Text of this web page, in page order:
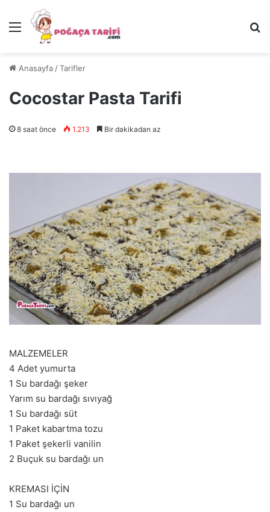
Menü
Anasayfa /Tarifler
Cocostar Pasta Tarifi
8 saat önce 1.213 Bir dakikadan az
MALZEMELER
4 Adet yumurta
1 Su bardağı şeker
Yarım su bardağı sıvıyağ
1 Su bardağı süt
1 Paket kabartma tozu
1 Paket şekerli vanilin
2 Buçuk su bardağı un
KREMASI İÇİN
1 Su bardağı un